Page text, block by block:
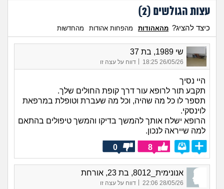
עצות הגולשים (2
)
כיצד להציג? מהאהודות מהפחות אהודות מהחדשות
שי 1989, בת 37
26/05/26 18:25
| דווח על עצה זו
היי נסיך
תקבע תור לרופא עור דרך קופת החולים שלך.
תספר לו כל מה שהיה, וכל מה שעברת וטופלת במרפאת
לוינסקי.
הרופא ישלח אותך להמשך בדיקו והמשך טיפולים בהתאם
למה שייראה לנכון.
8
0
אנונימית_8012, בת 23, אורחת
28/05/26 22:06 דווח על עצה זו